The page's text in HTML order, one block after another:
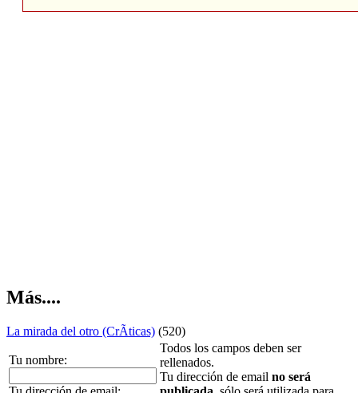
Más....
La mirada del otro (CrÃ­ticas) (520)
Tu nombre:
Todos los campos deben ser
rellenados.
Tu dirección de email no será